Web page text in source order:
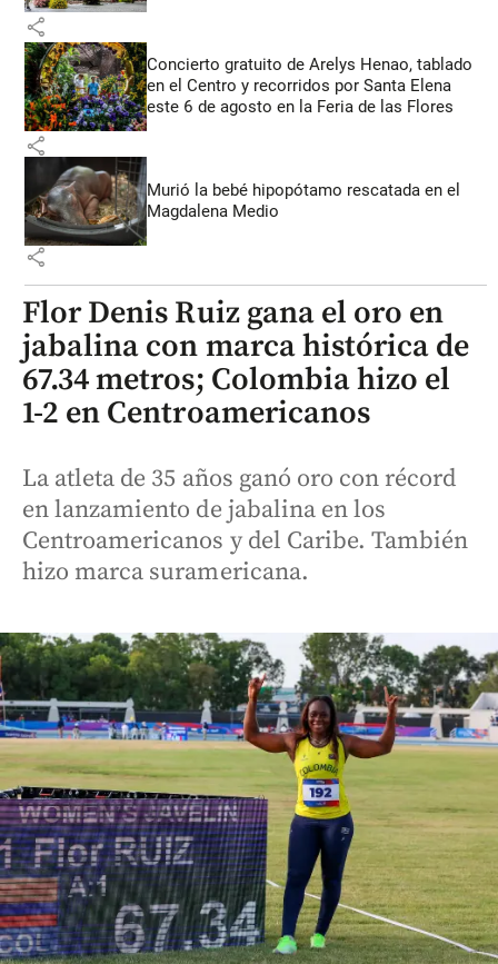
share
Concierto gratuito de Arelys Henao, tablado
en el Centro y recorridos por Santa Elena
este 6 de agosto en la Feria de las Flores
share
Murió la bebé hipopótamo rescatada en el
Magdalena Medio
share
Flor Denis Ruiz gana el oro en
jabalina con marca histórica de
67.34 metros; Colombia hizo el
1-2 en Centroamericanos
La atleta de 35 años ganó oro con récord
en lanzamiento de jabalina en los
Centroamericanos y del Caribe. También
hizo marca suramericana.